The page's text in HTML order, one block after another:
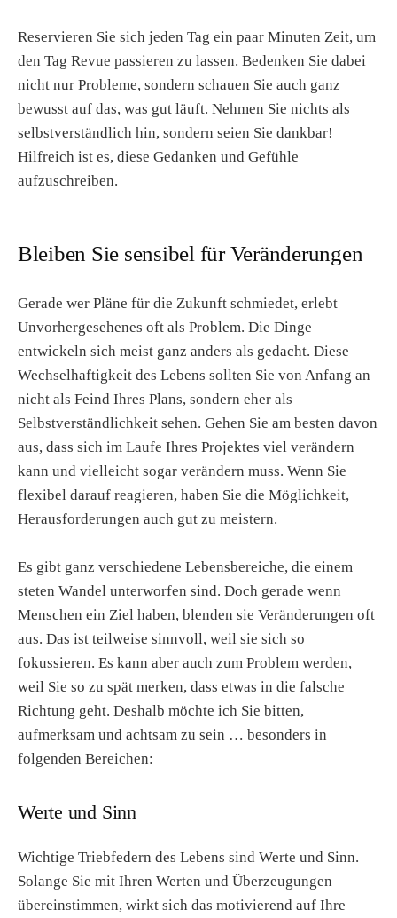
Reservieren Sie sich jeden Tag ein paar Minuten Zeit, um
den Tag Revue passieren zu lassen. Bedenken Sie dabei
nicht nur Probleme, sondern schauen Sie auch ganz
bewusst auf das, was gut läuft. Nehmen Sie nichts als
selbstverständlich hin, sondern seien Sie dankbar!
Hilfreich ist es, diese Gedanken und Gefühle
aufzuschreiben.
Bleiben Sie sensibel für Veränderungen
Gerade wer Pläne für die Zukunft schmiedet, erlebt
Unvorhergesehenes oft als Problem. Die Dinge
entwickeln sich meist ganz anders als gedacht. Diese
Wechselhaftigkeit des Lebens sollten Sie von Anfang an
nicht als Feind Ihres Plans, sondern eher als
Selbstverständlichkeit sehen. Gehen Sie am besten davon
aus, dass sich im Laufe Ihres Projektes viel verändern
kann und vielleicht sogar verändern muss. Wenn Sie
flexibel darauf reagieren, haben Sie die Möglichkeit,
Herausforderungen auch gut zu meistern.
Es gibt ganz verschiedene Lebensbereiche, die einem
steten Wandel unterworfen sind. Doch gerade wenn
Menschen ein Ziel haben, blenden sie Veränderungen oft
aus. Das ist teilweise sinnvoll, weil sie sich so
fokussieren. Es kann aber auch zum Problem werden,
weil Sie so zu spät merken, dass etwas in die falsche
Richtung geht. Deshalb möchte ich Sie bitten,
aufmerksam und achtsam zu sein … besonders in
folgenden Bereichen:
Werte und Sinn
Wichtige Triebfedern des Lebens sind Werte und Sinn.
Solange Sie mit Ihren Werten und Überzeugungen
übereinstimmen, wirkt sich das motivierend auf Ihre